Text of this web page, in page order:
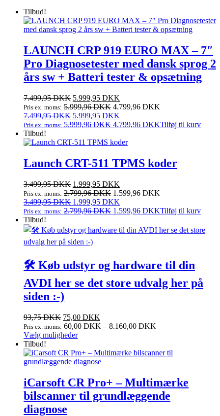
Tilbud!
LAUNCH CRP 919 EURO MAX – 7″
Pro Diagnosetester med dansk sprog 2
års sw + Batteri tester & opsætning
7.499,95DKK Den
oprindelige
pris
var:
5.999,95 DKK
aktuelle
er:
Pris ex. moms: 5.999,96DKK 4.799,96 DKK
7.499,95DKK Den
oprindelige
var:
5.999,95 DKK
aktuelle
er:
Pris ex. moms: 5.999,96DKK 4.799,96 DKKTilføj til kurv
Tilbud!
Launch CRT-511 TPMS koder
3.499,95DKK Den
oprindelige
pris
var:
1.999,95 DKK
aktuelle
er:
Pris ex. moms: 2.799,96DKK 1.599,96 DKK
3.499,95DKK Den
oprindelige
var:
3.499,95 DKK.
1.999,95 DKK
aktuelle
er:
Pris ex. moms: 2.799,96DKK 1.599,96 DKKTilføj til kurv
Tilbud!
🛠️ Køb udstyr og hardware til din
AVDI her se det store udvalg her på
siden :-)
93,75DKK 75,00 DKK
Pris ex. moms: 60,00 DKK – 8.160,00 DKK
Vælg mulighederDette
har
flere
Mulighederne
kan
vælges
Tilbud!
iCarsoft CR Pro+ – Multimærke
bilscanner til grundlæggende
diagnose